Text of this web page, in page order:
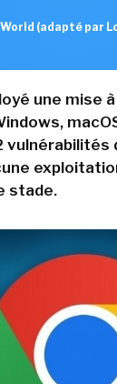
(adapté par
une mise
vulnérabilités
stade.